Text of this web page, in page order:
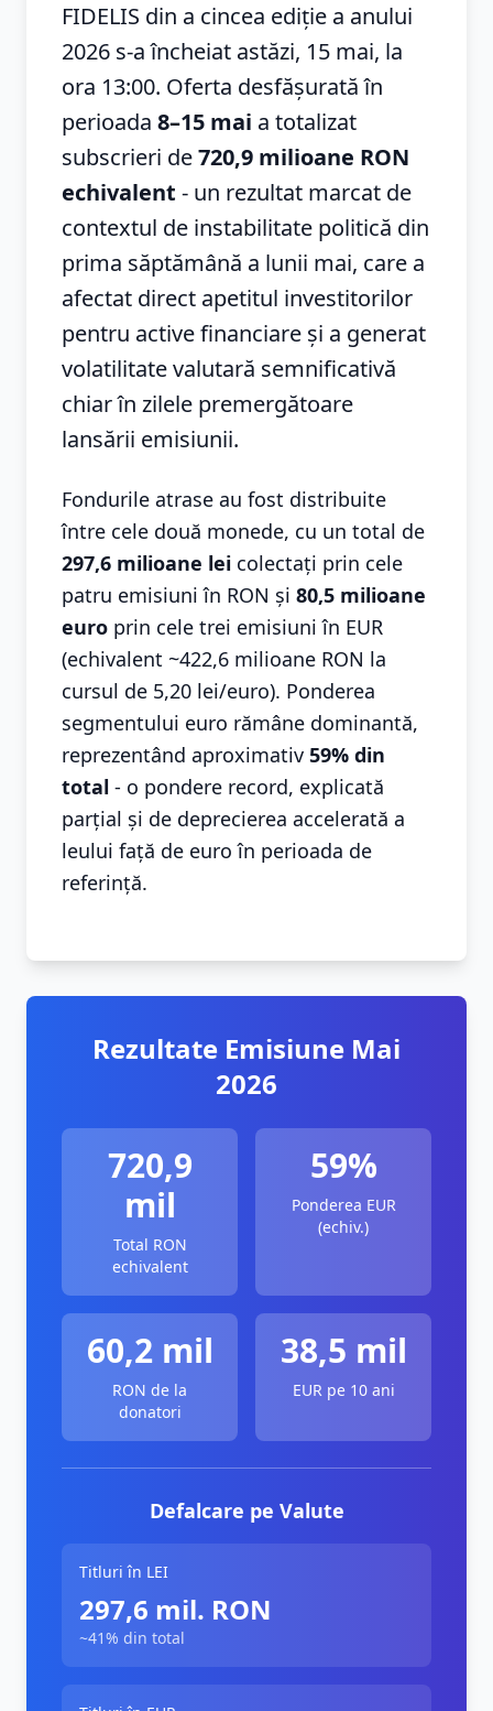
FIDELIS din a cincea ediție a anului
2026 s-a încheiat astăzi, 15 mai, la
ora 13:00. Oferta desfășurată în
perioada 8–15 mai a totalizat
subscrieri de720,9 milioane RON
echivalent - un rezultat marcat de
contextul de instabilitate politică din
prima săptămână a lunii mai, care a
afectat direct apetitul investitorilor
pentru active financiare și a generat
volatilitate valutară semnificativă
chiar în zilele premergătoare
lansării emisiunii.
Fondurile atrase au fost distribuite
între cele două monede, cu un total de
297,6 milioane lei colectați prin cele
patru emisiuni în RON și 80,5 milioane
euro prin cele trei emisiuni în EUR
(echivalent ~422,6 milioane RON la
cursul de 5,20 lei/euro). Ponderea
segmentului euro rămâne dominantă,
reprezentând aproximativ 59% din
total - o pondere record, explicată
parțial și de deprecierea accelerată a
leului față de euro în perioada de
referință.
Rezultate Emisiune Mai
2026
720,9
mil
Total RON
echivalent
59%
Ponderea EUR
(echiv.)
60,2 mil
RON de la
donatori
38,5 mil
EUR pe 10 ani
Defalcare pe Valute
Titluri în LEI
297,6 mil. RON
~41% din total